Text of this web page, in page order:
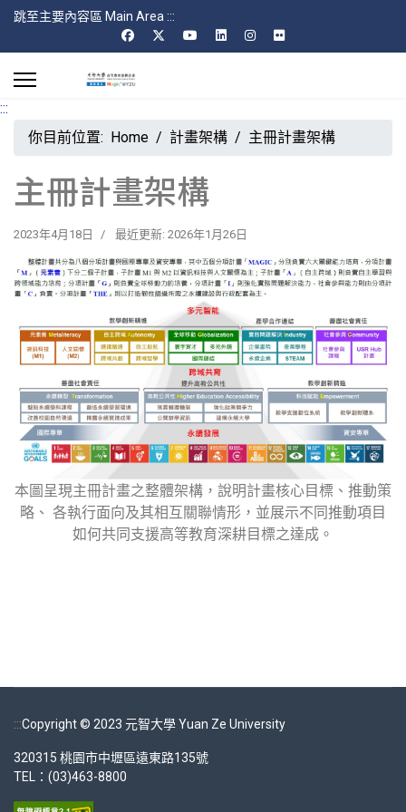
跳至主要內容區 Main Area :::
:::
你目前位置: Home 計畫架構 主冊計畫架構
主冊計畫架構
2023年4月18日 最近更新: 2026年1月26日
本圖呈現主冊計畫之整體架構，說明計畫核心目標、推動策
略、 各執行面向及其相互關聯情形，並展示不同推動項目
如何共同支援高等教育深耕目標之達成。
:::Copyright © 2023 元智大學 Yuan Ze University
320315 桃園市中壢區遠東路135號
TEL：(03)463-8800